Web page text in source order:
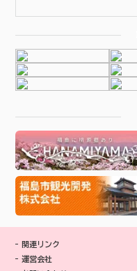
関連リンク
運営会社